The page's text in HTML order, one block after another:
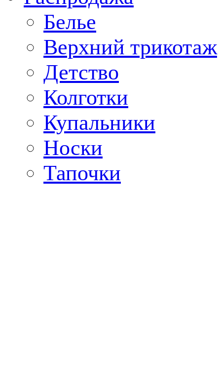
Белье
Верхний трикотаж
Детство
Колготки
Купальники
Носки
Тапочки